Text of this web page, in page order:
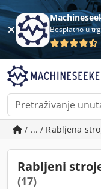
Besplatno u
/ ... / Rabljena
Rabljeni
(17)